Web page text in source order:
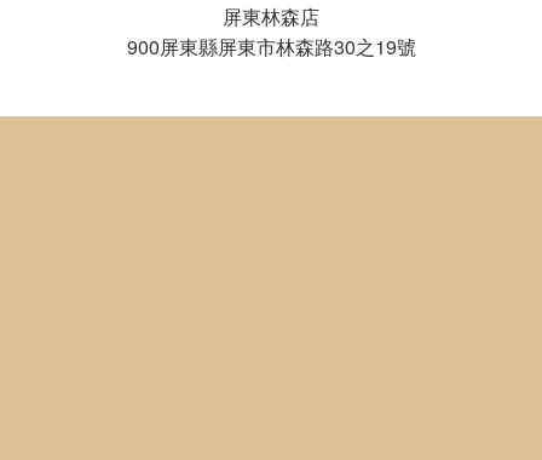
屏東林森店
900屏東縣屏東市林森路30之19號